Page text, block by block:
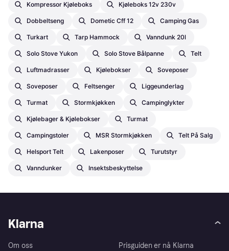
Kompressor Kjøleboks Kjøleboks 12v 230v
Dobbeltseng Dometic Cff 12 Camping Gas
Turkart Tarp Hammock Vanndunk 20l
Solo Stove Yukon Solo Stove Bålpanne Telt
Luftmadrasser Kjølebokser Soveposer
Soveposer Feltsenger Liggeunderlag
Turmat Stormkjøkken Campinglykter
Kjølebager & Kjølebokser Turmat
Campingstoler MSR Stormkjøkken Telt På Salg
Helsport Telt Lakenposer Turutstyr
Vanndunker Insektsbeskyttelse
Klarna
Om oss
Prisguiden er nå Klarna